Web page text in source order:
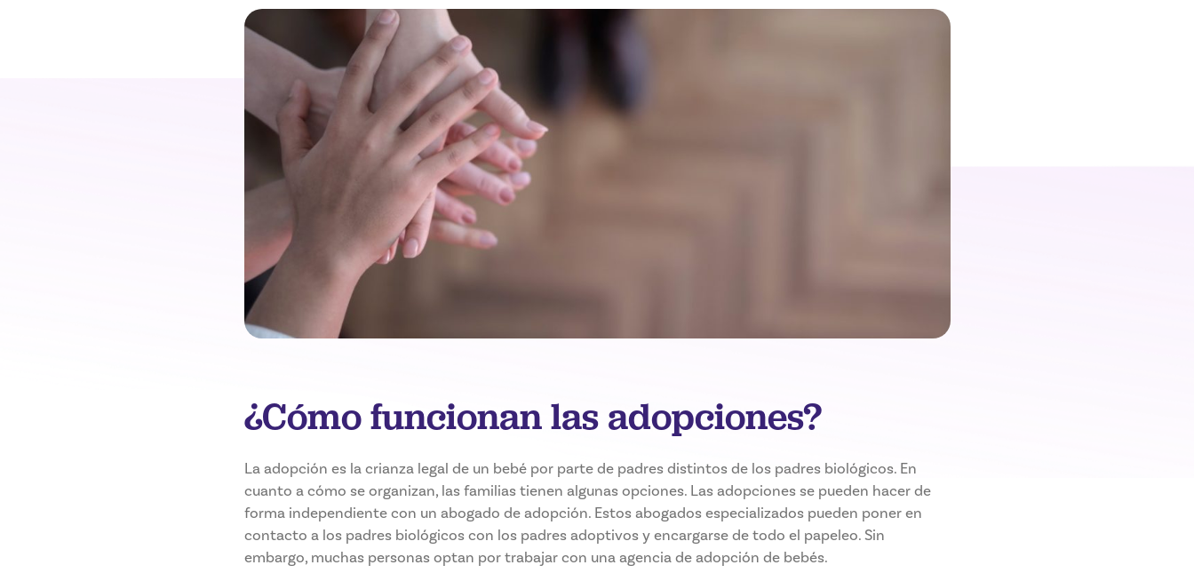
¿Cómo funcionan las adopciones?
La adopción es la crianza legal de un bebé por parte de padres distintos de los padres biológicos. En
cuanto a cómo se organizan, las familias tienen algunas opciones. Las adopciones se pueden hacer de
forma independiente con un abogado de adopción. Estos abogados especializados pueden poner en
contacto a los padres biológicos con los padres adoptivos y encargarse de todo el papeleo. Sin
embargo, muchas personas optan por trabajar con una agencia de adopción de bebés.